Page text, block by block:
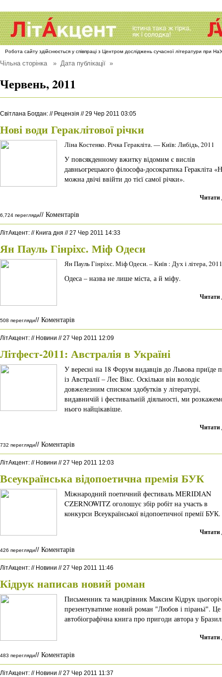
Робота сайту здійснюється у співпраці з Центром досліджень сучасної літератури при
Чільна сторінка» Дата публікації »
Червень, 2011
Світлана Богдан: // Рецензія //29 Чер 2011 03:05
Нові води Гераклітової річки
Ліна Костенко. Річка Геракліта. — Київ: Либідь, 2011
У повсякденному вжитку відомим є вислів
давньогрецького філософа-досократика Геракліта
можна двічі ввійти до тієї самої річки».
Читати
6,724 перегляди// Коментарів
ЛітАкцент: // Книга дня //27 Чер 2011 14:33
Ян Пауль Гінріхс. Міф Одеси
Ян Пауль Гінріхс. Міф Одеси. – Київ : Дух і літера, 2011
Одеса – назва не лише міста, а й міфу.
Читати
508 перегляди// Коментарів
ЛітАкцент: // Новини //27 Чер 2011 12:09
Літфест-2011: Австралія в Україні
У вересні на 18 Форум видавців до Львова приїде
із Австралії – Лес Вікс. Оскільки він володіє
довжелезним списком здобутків у літературі,
видавничій і фестивальній діяльності, ми
нього найцікавіше.
Читати
732 перегляди// Коментарів
ЛітАкцент: // Новини //27 Чер 2011 12:03
Всеукраїнська відопоетична премія БУК
Міжнародний поетичний фестиваль MERIDIAN
CZERNOWITZ оголошує збір робіт на участь в
конкурси Всеукраїнської відопоетичної премії БУК.
Читати
426 перегляди// Коментарів
ЛітАкцент: // Новини //27 Чер 2011 11:46
Кідрук написав новий роман
Письменник та мандрівник Максим Кідрук
презентуватиме новий роман "Любов і піраньї". Це
автобіографічна книга про пригоди автора у
Читати
483 перегляди// Коментарів
ЛітАкцент: // Новини //27 Чер 2011 11:37